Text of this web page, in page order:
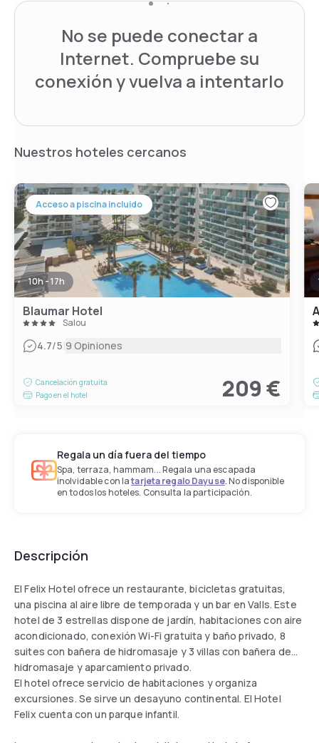
No se puede conectar a
Internet. Compruebe su
conexión y vuelva a intentarlo
Nuestros hoteles cercanos
Acceso a piscina incluido
10h - 17h
Blaumar Hotel
Salou
4.7/5|9 Opiniones
Cancelación gratuita
Pago en el hotel
209 €
Regala un día fuera del tiempo
Spa, terraza, hammam... Regala una escapada
inolvidable con latarjeta regalo Dayuse. No disponible
en todos los hoteles. Consulta la participación.
Descripción
El Felix Hotel ofrece un restaurante, bicicletas gratuitas,
una piscina al aire libre de temporada y un bar en Valls. Este
hotel de 3 estrellas dispone de jardín, habitaciones con aire
acondicionado, conexión Wi-Fi gratuita y baño privado, 8
suites con bañera de hidromasaje y 3 villas con bañera de
hidromasaje y aparcamiento privado.
El hotel ofrece servicio de habitaciones y organiza
excursiones. Se sirve un desayuno continental. El Hotel
Felix cuenta con un parque infantil.